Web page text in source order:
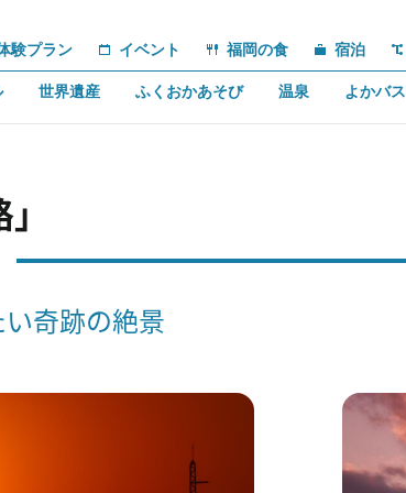
験プラン イベント 福岡の食 宿泊
世界遺産 ふくおかあそび 温泉 よかバス
奇跡の絶景